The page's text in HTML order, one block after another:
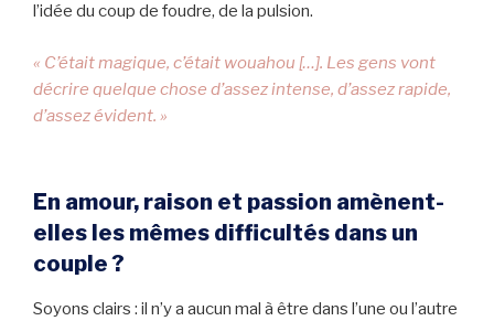
l’idée du coup de foudre, de la pulsion.
« C’était magique, c’était wouahou […]. Les gens vont
décrire quelque chose d’assez intense, d’assez rapide,
d’assez évident. »
En amour, raison et passion amènent-
elles les mêmes difficultés dans un
couple ?
Soyons clairs : il n’y a aucun mal à être dans l’une ou l’autre